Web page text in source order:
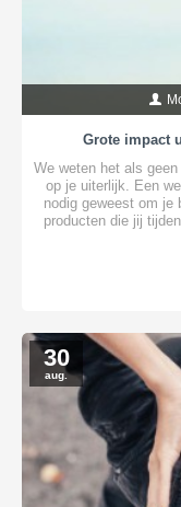
Grote impact
We weten het als
op je uiterlijk. Een
nodig geweest om je
producten die jij
30
aug.